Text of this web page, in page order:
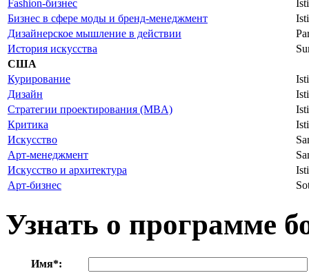
Fashion-бизнес
Бизнес в сфере моды и бренд-менеджмент
Дизайнерское мышление в действии
История искусства
США
Курирование
Дизайн
Стратегии проектирования (MBA)
Критика
Искусство
Арт-менеджмент
Искусство и архитектура
Арт-бизнес
Узнать о программе
Имя*: